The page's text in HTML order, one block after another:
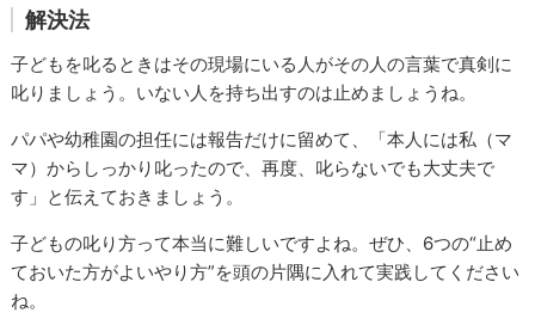
解決法
子どもを叱るときはその現場にいる人がその人の言葉で真剣に
叱りましょう。いない人を持ち出すのは止めましょうね。
パパや幼稚園の担任には報告だけに留めて、「本人には私（マ
マ）からしっかり叱ったので、再度、叱らないでも大丈夫で
す」と伝えておきましょう。
子どもの叱り方って本当に難しいですよね。ぜひ、6つの“止め
ておいた方がよいやり方”を頭の片隅に入れて実践してください
ね。